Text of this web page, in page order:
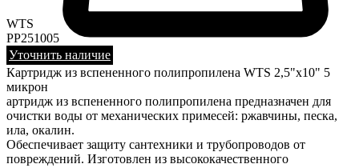
WTS
PP251005
Уточнить наличие
Картридж из вспененного полипропилена WTS 2,5"х10" 5
микрон
артридж из вспененного полипропилена предназначен для
очистки воды от механических примесей: ржавчины, песка,
ила, окалин.
Обеспечивает защиту сантехники и трубопроводов от
повреждений. Изготовлен из высококачественного